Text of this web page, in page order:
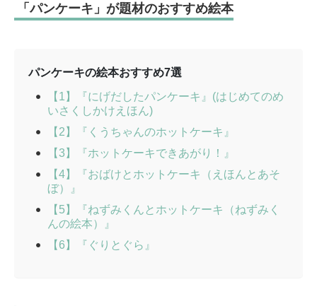
「パンケーキ」が題材のおすすめ絵本
パンケーキの絵本おすすめ7選
【1】『にげだしたパンケーキ』(はじめてのめ
いさくしかけえほん)
【2】『くうちゃんのホットケーキ』
【3】『ホットケーキできあがり！』
【4】『おばけとホットケーキ（えほんとあそ
ぼ）』
【5】『ねずみくんとホットケーキ（ねずみく
んの絵本）』
【6】『ぐりとぐら』